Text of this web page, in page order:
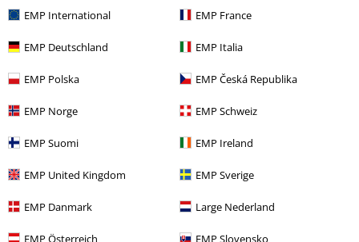
EMP International EMP France
EMP Deutschland EMP Italia
EMP Polska EMP Česká Republika
EMP Norge EMP Schweiz
EMP Suomi EMP Ireland
EMP United Kingdom EMP Sverige
EMP Danmark Large Nederland
EMP Österreich EMP Slovensko
Ofertas % OUTLET